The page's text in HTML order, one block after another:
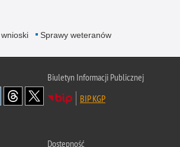
Sprawy weteranów
Biuletyn Informacji Publicznej
BIP KGP
Dostępność